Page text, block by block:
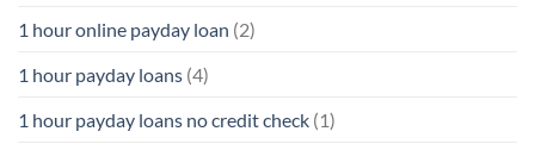
1 hour online payday loan (2)
1 hour payday loans (4)
1 hour payday loans no credit check (1)